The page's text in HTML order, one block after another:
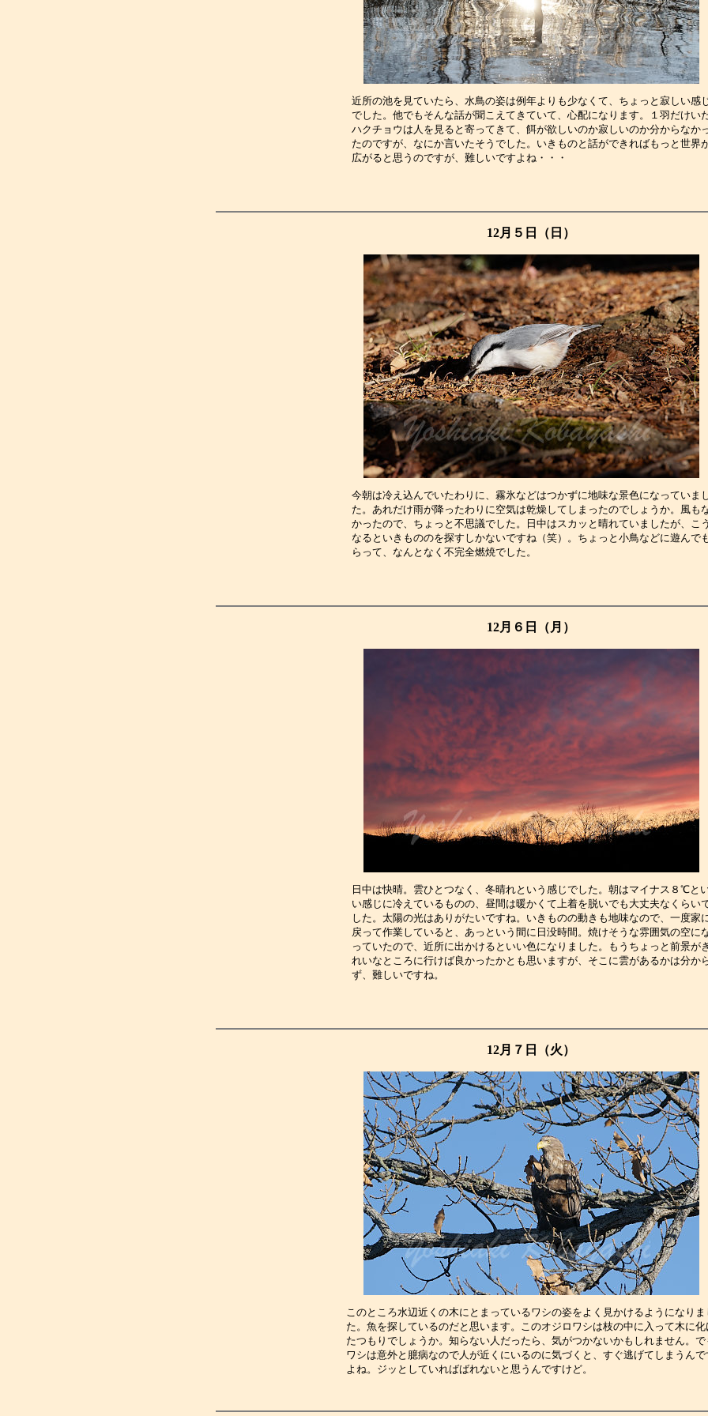
近所の池を見ていたら、水鳥の姿は例年よりも少なくて、ちょっと寂しい感
でした。他でもそんな話が聞こえてきていて、心配になります。１羽だけい
ハクチョウは人を見ると寄ってきて、餌が欲しいのか寂しいのか分からなか
たのですが、なにか言いたそうでした。いきものと話ができればもっと世界
広がると思うのですが、難しいですよね・・・
12月５日（日）
今朝は冷え込んでいたわりに、霧氷などはつかずに地味な景色になっていま
た。あれだけ雨が降ったわりに空気は乾燥してしまったのでしょうか。風も
かったので、ちょっと不思議でした。日中はスカッと晴れていましたが、こう
なるといきもののを探すしかないですね（笑）。ちょっと小鳥などに遊んで
らって、なんとなく不完全燃焼でした。
12月６日（月）
日中は快晴。雲ひとつなく、冬晴れという感じでした。朝はマイナス８℃と
い感じに冷えているものの、昼間は暖かくて上着を脱いでも大丈夫なくらい
した。太陽の光はありがたいですね。いきものの動きも地味なので、一度家
戻って作業していると、あっという間に日没時間。焼けそうな雰囲気の空に
っていたので、近所に出かけるといい色になりました。もうちょっと前景がき
れいなところに行けば良かったかとも思いますが、そこに雲があるかは分か
ず、難しいですね。
12月７日（火）
このところ水辺近くの木にとまっているワシの姿をよく見かけるようになりま
た。魚を探しているのだと思います。このオジロワシは枝の中に入って木に化
たつもりでしょうか。知らない人だったら、気がつかないかもしれません。で
ワシは意外と臆病なので人が近くにいるのに気づくと、すぐ逃げてしまうんで
よね。ジッとしていればばれないと思うんですけど